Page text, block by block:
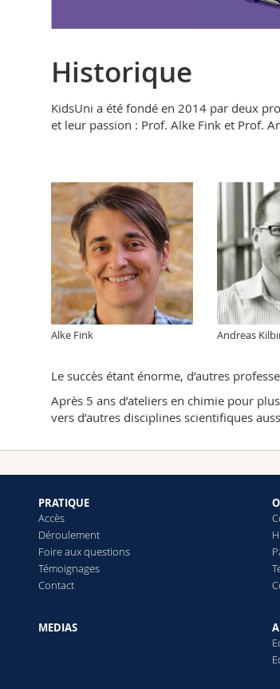
Historique
KidsUni a été fondé en 2014 par deux
et leur passion : Prof. Alke Fink et Prof.
Alke Fink Andreas
Le succès étant énorme, d’autres
Après 5 ans d’ateliers en chimie pour
vers d’autres disciplines scientifiques
PRATIQUE
Accès
Déroulement
Foire aux questions
Témoignages
Contact
MEDIAS